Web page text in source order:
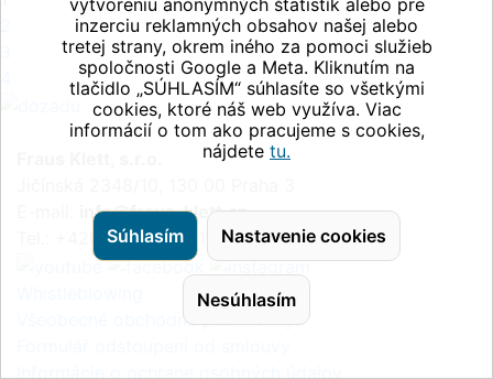
info@fraus-klett.cz
Tel.: +420 233 084 111
Všeobecné obchodné podmienky
vytvoreniu anonymných štatistík alebo pre
inzerciu reklamných obsahov našej alebo
tretej strany, okrem iného za pomoci služieb
spoločnosti Google a Meta. Kliknutím na
tlačidlo „SÚHLASÍM“ súhlasíte so všetkými
cookies, ktoré náš web využíva. Viac
informácií o tom ako pracujeme s cookies,
nájdete tu.
Súhlasím Nastavenie cookies
Nesúhlasím